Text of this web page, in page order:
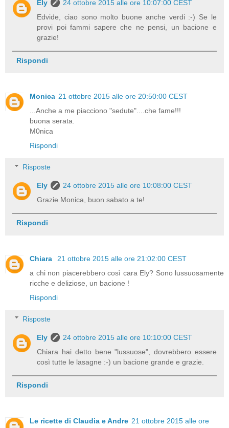
Ely
24 ottobre 2015 alle ore 10:07:00 CEST
Edvide, ciao sono molto buone anche verdi :-) Se le
provi poi fammi sapere che ne pensi, un bacione e
grazie!
Rispondi
Monica 21 ottobre 2015 alle ore 20:50:00 CEST
...Anche a me piacciono "sedute"....che fame!!!
buona serata.
M0nica
Rispondi
Risposte
Ely
24 ottobre 2015 alle ore 10:08:00 CEST
Grazie Monica, buon sabato a te!
Rispondi
Chiara
21 ottobre 2015 alle ore 21:02:00 CEST
a chi non piacerebbero così cara Ely? Sono lussuosamente
ricche e deliziose, un bacione !
Rispondi
Risposte
Ely
24 ottobre 2015 alle ore 10:10:00 CEST
Chiara hai detto bene "lussuose", dovrebbero essere
così tutte le lasagne :-) un bacione grande e grazie.
Rispondi
Le ricette di Claudia e Andre 21 ottobre 2015 alle ore